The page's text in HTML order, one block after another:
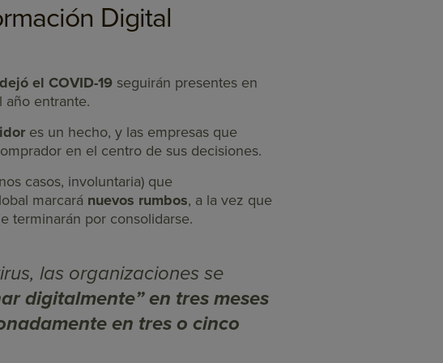
Digital
el COVID-19 seguirán presentes en
año entrante.
es un hecho, y las empresas que
en el centro de sus decisiones.
casos, involuntaria) que
marcará nuevos rumbos, a la vez que
terminarán por consolidarse.
las organizaciones se
digitalmente” en tres meses
en tres o cinco